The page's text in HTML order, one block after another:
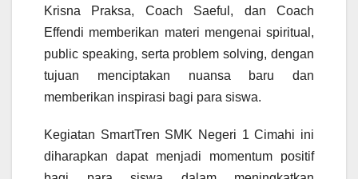
Krisna Praksa, Coach Saeful, dan Coach
Effendi memberikan materi mengenai spiritual,
public speaking, serta problem solving, dengan
tujuan menciptakan nuansa baru dan
memberikan inspirasi bagi para siswa.
Kegiatan SmartTren SMK Negeri 1 Cimahi ini
diharapkan dapat menjadi momentum positif